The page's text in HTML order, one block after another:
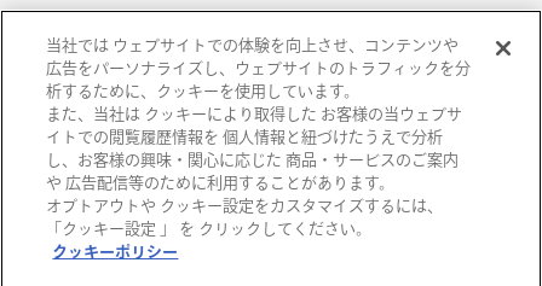
阪急百貨店
当社では ウェブサイトでの体験を向上させ、コンテンツや
広告をパーソナライズし、ウェブサイトのトラフィックを分
析するために、クッキーを使用しています。
また、当社は クッキーにより取得した お客様の当ウェブサ
イトでの閲覧履歴情報を 個人情報と紐づけたうえで分析
し、お客様の興味・関心に応じた 商品・サービスのご案内
や 広告配信等のために利用することがあります。
オプトアウトや クッキー設定をカスタマイズするには、
「クッキー設定 」 を クリックしてください。
クッキーポリシー